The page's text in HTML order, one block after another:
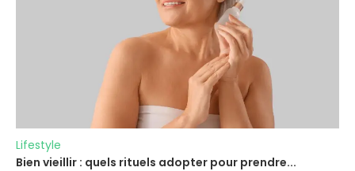
Lifestyle
Bien vieillir : quels rituels adopter pour prendre...